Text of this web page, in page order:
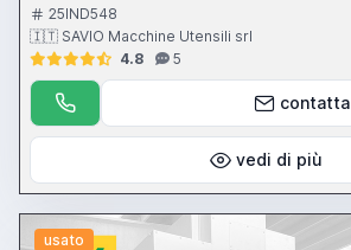
25IND548
🇮🇹 SAVIO Macchine Utensili srl
4.8
5
contatta
vedi di più
usato